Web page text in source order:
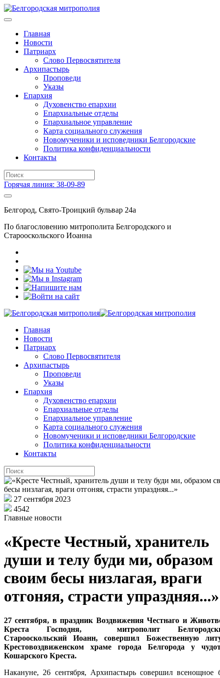
Главная
Новости
Патриарх
Слово Первосвятителя
Архипастырь
Проповеди
Указы
Епархия
Духовенство епархии
Епархиальные отделы
Епархиальное управление
Карта социального служения
Новомученики и исповедники Белгородские
Политика конфиденциальности
Контакты
Горячая линия: 38-09-89
Белгород, Свято-Троицкий бульвар 24а
По благословению митрополита Белгородского и
Старооскольского Иоанна
Главная
Новости
Патриарх
Слово Первосвятителя
Архипастырь
Проповеди
Указы
Епархия
Духовенство епархии
Епархиальные отделы
Епархиальное управление
Карта социального служения
Новомученики и исповедники Белгородские
Политика конфиденциальности
Контакты
27 сентября 2023
4542
Главные новости
«Кресте Честный, хранитель
души и телу буди ми, образом
своим бесы низлагая, враги
отгоняя, страсти упраздняя...»
27 сентября, в праздник Воздвижения Честнаго и
Креста Господня, митрополит
Старооскольский Иоанн, совершил Божественную
Крестовоздвиженском храме города Белгорода у
Кошарского Креста.
Накануне, 26 сентября, Архипастырь совершил всенощное